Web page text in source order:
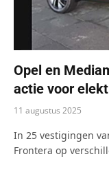
Opel en
actie voor
11 augustus 2025
In 25 vestigingen
Frontera op